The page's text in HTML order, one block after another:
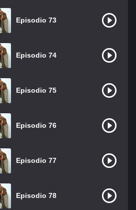
Episodio 73
Episodio 74
Episodio 75
Episodio 76
Episodio 77
Episodio 78